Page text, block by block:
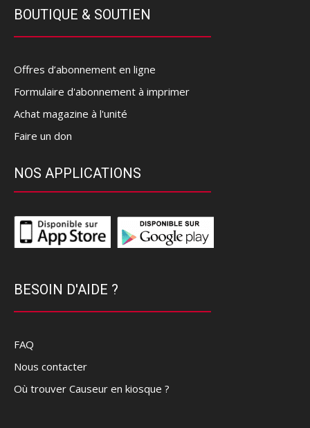
BOUTIQUE & SOUTIEN
Offres d’abonnement en ligne
Formulaire d'abonnement à imprimer
Achat magazine à l'unité
Faire un don
NOS APPLICATIONS
BESOIN D'AIDE ?
FAQ
Nous contacter
Où trouver Causeur en kiosque ?